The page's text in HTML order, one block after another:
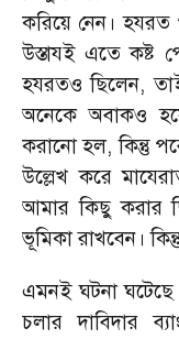
করিয়ে নেন।
উস্তাযই এতে কষ্ট
হযরতও ছিলেন,
অনেকে অবাকও
করানো হল,কিন্তু
উল্লেখ করে
আমার কিছু করার
ভূমিকা রাখবেন।
এমনই ঘটনা
চলার দাবিদার